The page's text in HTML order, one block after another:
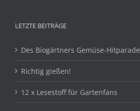
LETZTE BEITRÄGE
Des Biogärtners Gemüse-Hitparade
Richtig gießen!
12 x Lesestoff für Gartenfans